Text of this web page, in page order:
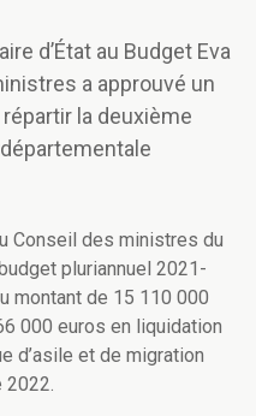
d’État au Budget Eva
a approuvé un
la deuxième
Conseil des ministres du
pluriannuel 2021-
montant de 15 110 000
000 euros en liquidation
d’asile et de migration
2022.